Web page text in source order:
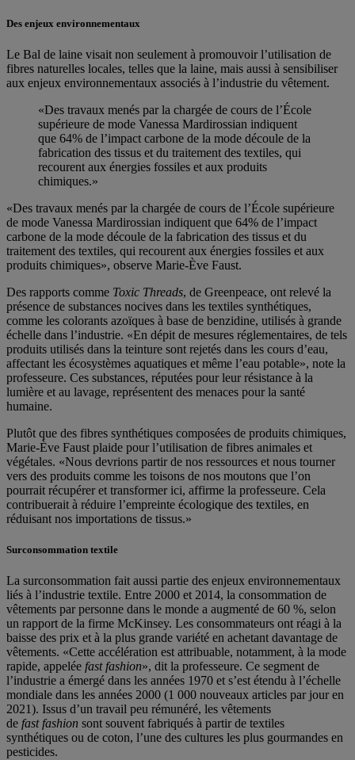
Des enjeux environnementaux
Le Bal de laine visait non seulement à promouvoir l’utilisation de
fibres naturelles locales, telles que la laine, mais aussi à sensibiliser
aux enjeux environnementaux associés à l’industrie du vêtement.
«Des travaux menés par la chargée de cours de l’École
supérieure de mode Vanessa Mardirossian indiquent
que 64% de l’impact carbone de la mode découle de la
fabrication des tissus et du traitement des textiles, qui
recourent aux énergies fossiles et aux produits
chimiques.»
«Des travaux menés par la chargée de cours de l’École supérieure
de mode Vanessa Mardirossian indiquent que 64% de l’impact
carbone de la mode découle de la fabrication des tissus et du
traitement des textiles, qui recourent aux énergies fossiles et aux
produits chimiques», observe Marie-Ève Faust.
Des rapports comme Toxic Threads, de Greenpeace, ont relevé la
présence de substances nocives dans les textiles synthétiques,
comme les colorants azoïques à base de benzidine, utilisés à grande
échelle dans l’industrie. «En dépit de mesures réglementaires, de tels
produits utilisés dans la teinture sont rejetés dans les cours d’eau,
affectant les écosystèmes aquatiques et même l’eau potable», note la
professeure. Ces substances, réputées pour leur résistance à la
lumière et au lavage, représentent des menaces pour la santé
humaine.
Plutôt que des fibres synthétiques composées de produits chimiques,
Marie-Ève Faust plaide pour l’utilisation de fibres animales et
végétales. «Nous devrions partir de nos ressources et nous tourner
vers des produits comme les toisons de nos moutons que l’on
pourrait récupérer et transformer ici, affirme la professeure. Cela
contribuerait à réduire l’empreinte écologique des textiles, en
réduisant nos importations de tissus.»
Surconsommation textile
La surconsommation fait aussi partie des enjeux environnementaux
liés à l’industrie textile. Entre 2000 et 2014, la consommation de
vêtements par personne dans le monde a augmenté de 60 %, selon
un rapport de la firme McKinsey. Les consommateurs ont réagi à la
baisse des prix et à la plus grande variété en achetant davantage de
vêtements. «Cette accélération est attribuable, notamment, à la mode
rapide, appelée fast fashion», dit la professeure. Ce segment de
l’industrie a émergé dans les années 1970 et s’est étendu à l’échelle
mondiale dans les années 2000 (1 000 nouveaux articles par jour en
2021). Issus d’un travail peu rémunéré, les vêtements
de fast fashion sont souvent fabriqués à partir de textiles
synthétiques ou de coton, l’une des cultures les plus gourmandes en
pesticides.